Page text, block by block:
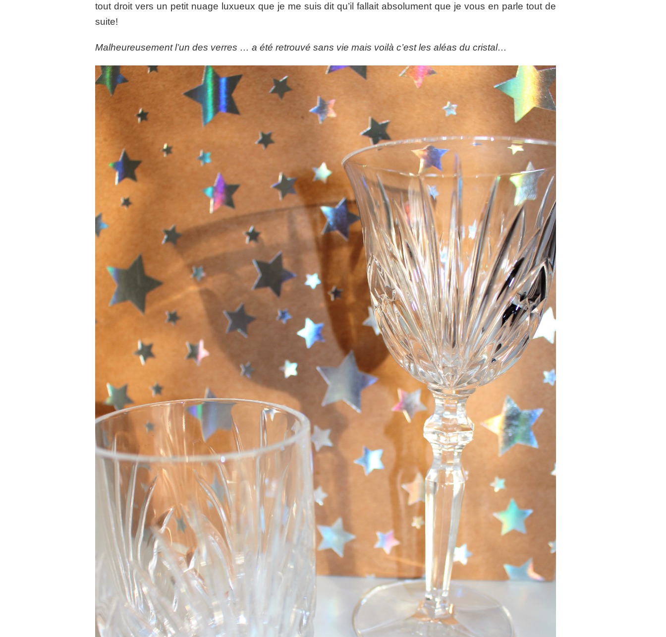
tout droit vers un petit nuage luxueux que je me suis dit qu’il fallait absolument que je vous en parle tout de
suite!
Malheureusement l’un des verres … a été retrouvé sans vie mais voilà c’est les aléas du cristal…